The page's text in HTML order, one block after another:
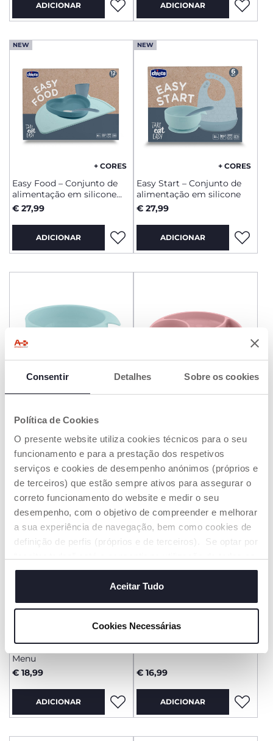
Consentir Detalhes Sobre os cookies
Política de Cookies
O presente website utiliza cookies técnicos para o seu
funcionamento e para a prestação dos respetivos
serviços e cookies de desempenho anónimos (próprios e
de terceiros) que estão sempre ativos para assegurar o
correto funcionamento do website e medir o seu
desempenho, com o objetivo de compreender e melhorar
a sua experiência de navegação, bem como cookies de
definição de perfis (próprios e de terceiros). Se optar por
cookies. Se quiser saber mais, alterar ou revogar o
consentimento de todos ou de alguns cookies, clique em
"mostrar detalhes". Ao fechar este aviso, está a
são necessários e essenciais para garantir o
funcionamento desta página.
Aceitar Tudo
Cookies Necessárias
ADICIONAR ADICIONAR
NEW
+ CORES
Easy Food – Conjunto de
alimentação em silicone
12m+
€ 27,99
ADICIONAR
NEW
+ CORES
Easy Start – Conjunto de
alimentação em silicone
€ 27,99
ADICIONAR
Tigela de Silicone Easy
Bowl
€ 12,99
ADICIONAR
€ 18,99
ADICIONAR
+ CORES
Prato de Silicone Easy
Menu
€ 18,99
ADICIONAR
Prato de Silicone Easy Plate
€ 16,99
ADICIONAR